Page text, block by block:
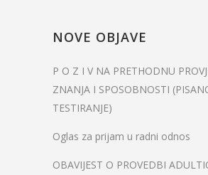
NOVE OBJAVE
P O Z I V NA PRETHODNU
ZNANJA I SPOSOBNOSTI
TESTIRANJE)
Oglas za prijam u radni odnos
OBAVIJEST O PROVEDBI